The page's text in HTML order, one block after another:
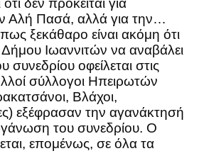
δεν πρόκειται για
Αλή Πασά, αλλά για την…
ξεκάθαρο είναι ακόμη ότι
Ιωαννιτών να αναβάλει
συνεδρίου οφείλεται στις
σύλλογοι Ηπειρωτών
Βλάχοι,
εξέφρασαν την αγανάκτησή
του συνεδρίου. Ο
επομένως, σε όλα τα